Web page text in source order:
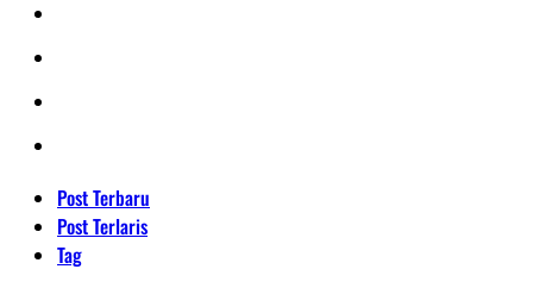
Post Terbaru
Post Terlaris
Tag